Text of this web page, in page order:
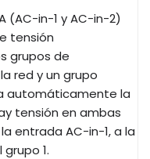
(AC-in-1 y AC-in-2)
tensión
grupos de
red y un grupo
automáticamente la
tensión en ambas
entrada AC-in-1, a la
1.